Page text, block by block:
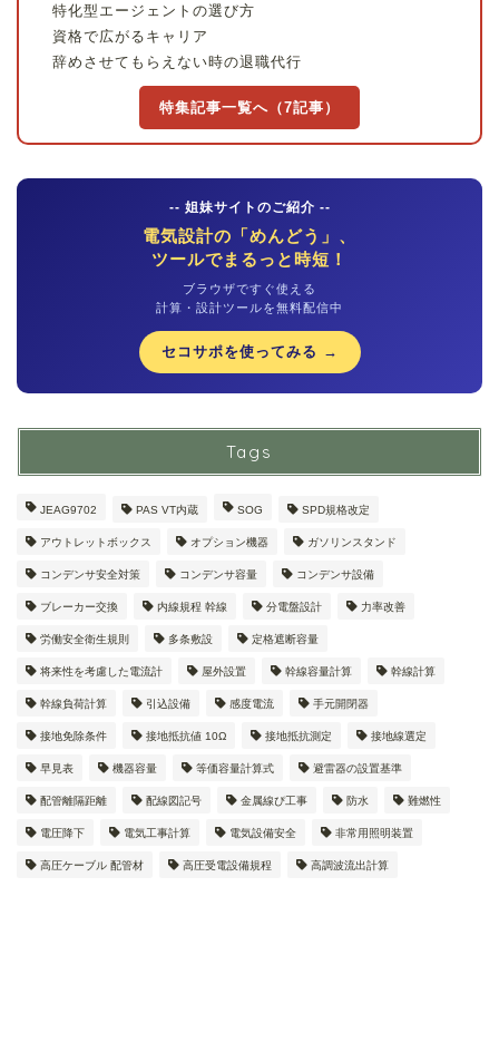
特化型エージェントの選び方
資格で広がるキャリア
辞めさせてもらえない時の退職代行
特集記事一覧へ（7記事）
-- 姐妹サイトのご紹介 --
電気設計の「めんどう」、
ツールでまるっと時短！
ブラウザですぐ使える
計算・設計ツールを無料配信中
セコサポを使ってみる →
Tags
JEAG9702 PAS VT内蔵 SOG SPD規格改定
アウトレットボックス オプション機器 ガソリンスタンド
コンデンサ安全対策 コンデンサ容量 コンデンサ設備
ブレーカー交換 内線規程 幹線 分電盤設計 力率改善
労働安全衛生規則 多条敷設 定格遮断容量
将来性を考慮した電流計 屋外設置 幹線容量計算 幹線計算
幹線負荷計算 引込設備 感度電流 手元開閉器
接地免除条件 接地抵抗値 10Ω 接地抵抗測定 接地線選定
早見表 機器容量 等価容量計算式 避雷器の設置基準
配管離隔距離 配線図記号 金属線ぴ工事 防水 難燃性
電圧降下 電気工事計算 電気設備安全 非常用照明装置
高圧ケーブル 配管材 高圧受電設備規程 高調波流出計算